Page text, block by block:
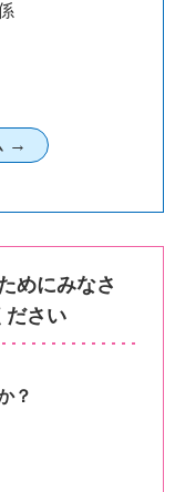
めにみなさ
ださい
？